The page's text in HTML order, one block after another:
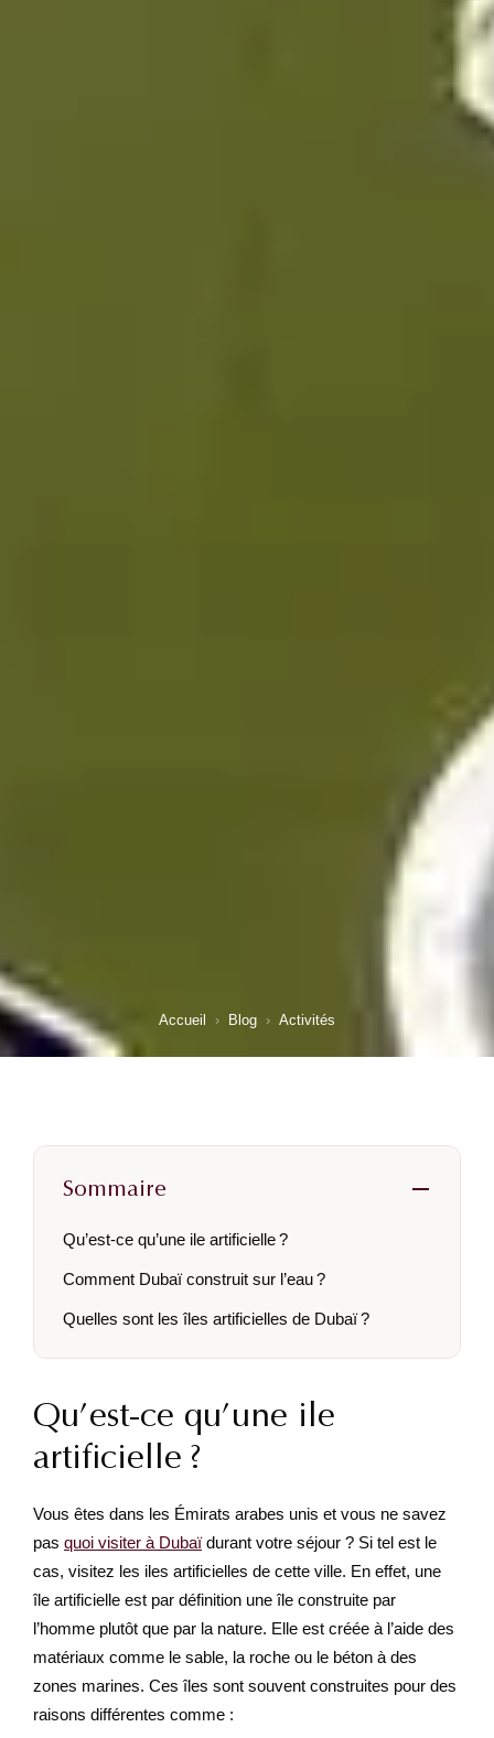
Accueil › Blog › Activités
Sommaire
Qu’est-ce qu’une ile artificielle ?
Comment Dubaï construit sur l’eau ?
Quelles sont les îles artificielles de Dubaï ?
Qu’est-ce qu’une ile
artificielle ?
Vous êtes dans les Émirats arabes unis et vous ne savez
pas quoi visiter à Dubaïdurant votre séjour ? Si tel est le
cas, visitez les iles artificielles de cette ville. En effet, une
île artificielle est par définition une île construite par
l’homme plutôt que par la nature. Elle est créée à l’aide des
matériaux comme le sable, la roche ou le béton à des
zones marines. Ces îles sont souvent construites pour des
raisons différentes comme :